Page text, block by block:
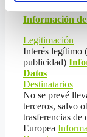
Información
Legitimación
Interés legítimo
publicidad)
Datos
Destinatarios
No se prevé
terceros, salvo
trasferencias de
Europea